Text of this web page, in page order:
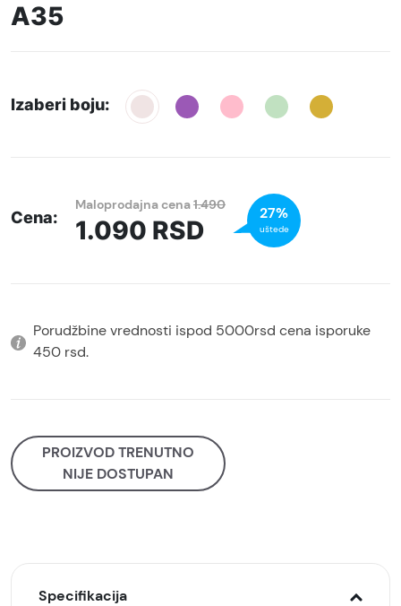
A35
Izaberi boju:
Cena:
Maloprodajna cena1.490
1.090 RSD
27%
uštede
Porudžbine vrednosti ispod 5000rsd cena isporuke
450 rsd.
PROIZVOD TRENUTNO
NIJE DOSTUPAN
Specifikacija